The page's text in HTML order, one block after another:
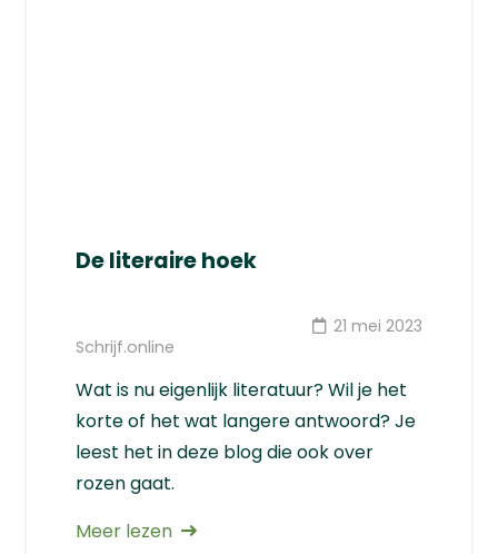
De literaire hoek
Schrijf.online
21 mei 2023
Wat is nu eigenlijk literatuur? Wil je het
korte of het wat langere antwoord? Je
leest het in deze blog die ook over
rozen gaat.
Meer lezen